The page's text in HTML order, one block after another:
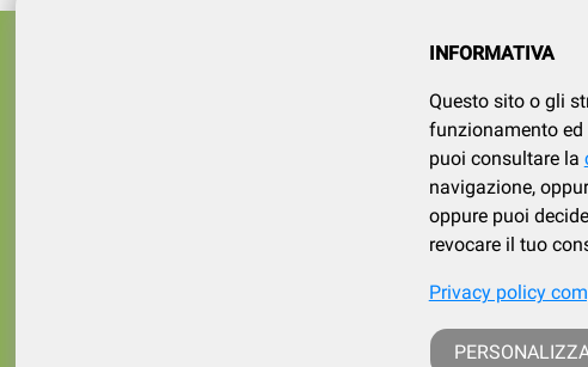
SERVIZIO
Contatti
p. iva /
iscritta al REA
INFORMATIVA
Questo sito o gli
funzionamento
puoi consultare la
navigazione,
oppure puoi
revocare il tuo
Privacy policy